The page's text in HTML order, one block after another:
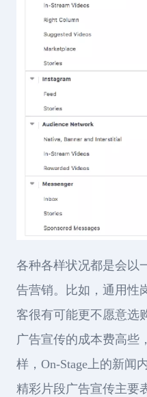
各种各样状况都是会以
告营销。比如，通用性
客很有可能更不愿意选
广告宣传的成本费高些
样，On-Stage上的新闻
精彩片段广告宣传主要